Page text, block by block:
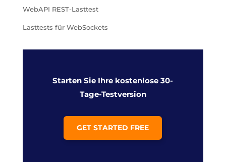
WebAPI REST-Lasttest
Lasttests für WebSockets
Starten Sie Ihre kostenlose 30-
Tage-Testversion
GET STARTED FREE